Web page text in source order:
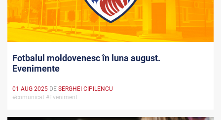
Fotbalul moldovenesc în luna august.
Evenimente
01 AUG 2025 DE SERGHEI CIPILENCU
#comunicat #Eveniment